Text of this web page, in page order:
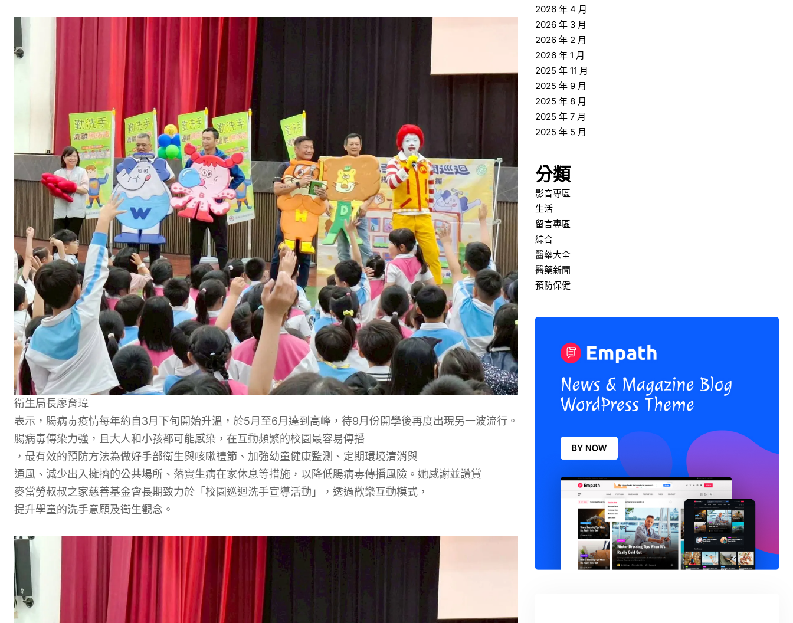
衛生局長廖育瑋
表示， 腸病毒疫情每年約自3月下旬開始升溫 ，於5月至6月達到高峰，待9月份開學後再度出現另一波流行。
腸病毒傳染力強， 且大人和小孩都可能感染， 在互動頻繁的校園最容易傳播
，最有效的預防方法為做好手部衛生與咳嗽禮節、 加強幼童健康監測、 定期環境清消與
通風、減少出入擁擠的公共場所、落實生病在家休息等措施， 以降低腸病毒傳播風險。她感謝並讚賞
麥當勞叔叔之家慈善基金會長期致力於 「校園巡迴洗手宣導活動」
，透過歡樂互動模式，
提升學童的洗手意願及衛生觀念 。
2026 年 4 月
2026 年 3 月
2026 年 2 月
2026 年 1 月
2025 年 11 月
2025 年 9 月
2025 年 8 月
2025 年 7 月
2025 年 5 月
分類
影音專區
生活
留言專區
綜合
醫藥大全
醫藥新聞
預防保健